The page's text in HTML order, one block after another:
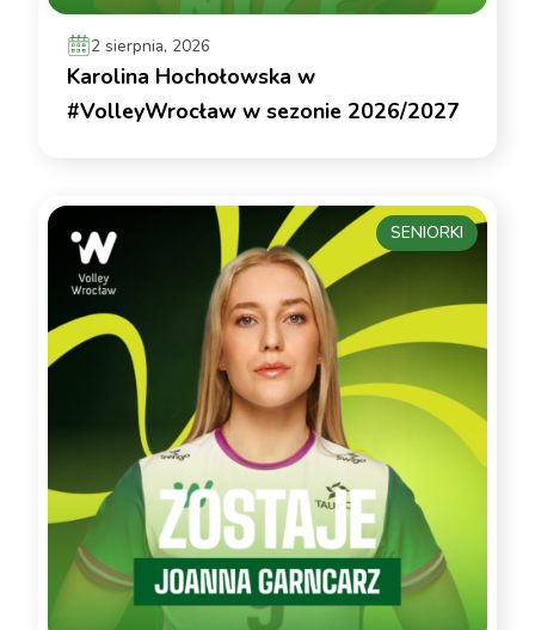
2 sierpnia, 2026
Karolina Hochołowska w
#VolleyWrocław w sezonie 2026/2027
SENIORKI